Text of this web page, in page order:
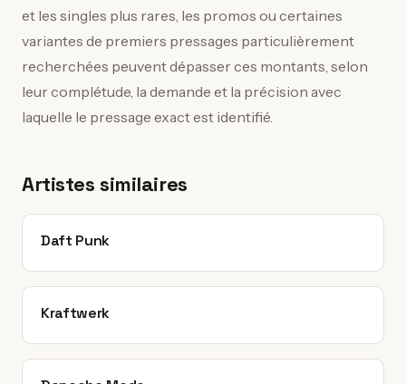
et les singles plus rares, les promos ou certaines
variantes de premiers pressages particulièrement
recherchées peuvent dépasser ces montants, selon
leur complétude, la demande et la précision avec
laquelle le pressage exact est identifié.
Artistes similaires
Daft Punk
Kraftwerk